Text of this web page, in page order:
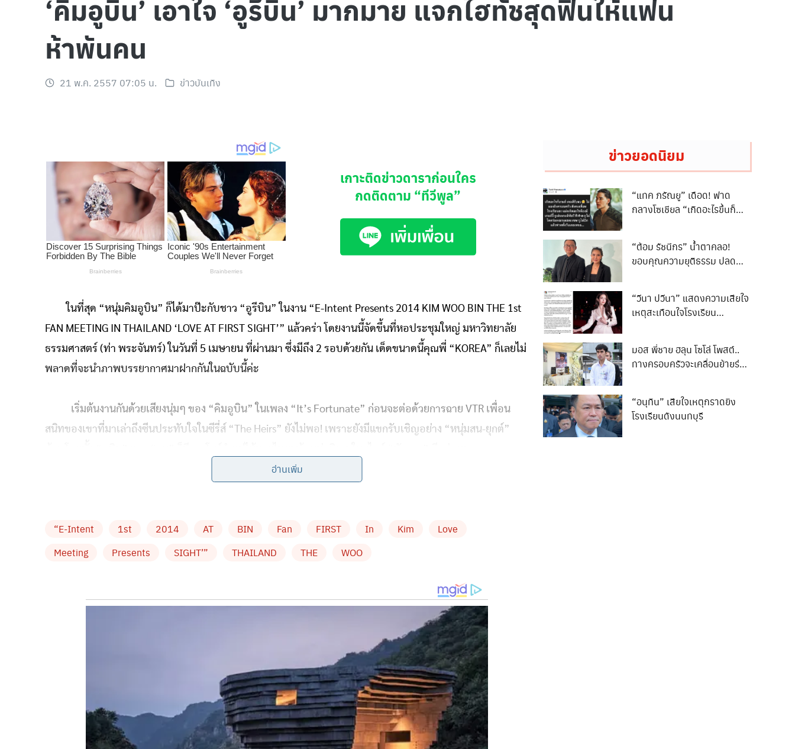
‘คิมอูบิน’ เอาใจ ‘อูรีบิน’ มากมาย แจกไฮทัชสุดฟินให้แฟน
ห้าพันคน
21 พ.ค. 2557 07:05 น. ข่าวบันเทิง
เกาะติดข่าวดาราก่อนใคร
กดติดตาม “ทีวีพูล”
ในที่สุด “หนุ่มคิมอูบิน” ก็ได้มาป๊ะกับชาว “อูรีบิน” ในงาน “E-Intent Presents 2014 KIM WOO BIN THE 1st
FAN MEETING IN THAILAND ‘LOVE AT FIRST SIGHT’” แล้วคร่า โดยงานนี้จัดขึ้นที่หอประชุมใหญ่ มหาวิทยาลัย
ธรรมศาสตร์ (ท่า พระจันทร์) ในวันที่ 5 เมษายน ที่ผ่านมา ซึ่งมีถึง 2 รอบด้วยกัน เด็ดขนาดนี้คุณพี่ “KOREA” ก็เลยไม่
พลาดที่จะนำภาพบรรยากาศมาฝากกันในฉบับนี้ค่ะ
เริ่มต้นงานกันด้วยเสียงนุ่มๆ ของ “คิมอูบิน” ในเพลง “It’s Fortunate” ก่อนจะต่อด้วยการฉาย VTR เพื่อน
สนิทของเขาที่มาเล่าถึงซีนประทับใจในซีรี่ส์ “The Heirs” ยังไม่พอ! เพราะยังมีแขกรับเชิญอย่าง “หนุ่มสน-ยุกต์”
ส่วนเกมที่ 2 กับ “Heart Attack” ก็ให้ลัคกี้แฟนจับลูกบอลสีแดงขึ้นมา ใครจับได้เบอร์ 1 จะได้เล่นบทบาท
เบอร์ 3 ได้ของขวัญพร้อมลายเซ็น และเบอร์ 4 ถ่ายรูปโพลารอยด์คู่กัน แต่แจ็กพ็อตอยู่ที่แฟนคลับคนสุดท้ายที่จับได้
ปิดท้ายด้วยการพาลัคกี้แฟนอีก 2 คนได้ฟินกันอีกด้วยการให้นั่งซ้อนท้ายจักรยาน แล้ว “อูบิน” ก็ปั่นไปรอบๆ
เวที ก่อนที่เขาจะทิ้งท้ายไปด้วยเพลง “The Flight” แถมด้วยการแจกไฮทัชให้แฟนคลับทั้ง 5,000 คน
กรี๊ดๆๆ งานนี้ถ้าใครไปแล้วไม่ฟิน คุณพี่ “KOREA” ก็ไม่รู้จะว่ายังไงแล้วล่ะคร่า
by TVPOOL ONLINE
อ่านเพิ่ม
“E-Intent 1st 2014 AT BIN Fan FIRST In Kim
Love
Meeting
Presents SIGHT’” THAILAND THE WOO
ข่าวยอดนิยม
“แทค ภรัณยู” เดือด! ฟาด
กลางโซเชียล “เกิดอะไรขึ้นก็
“ต้อม รัชนีกร” น้ำตาคลอ!
ขอบคุณความยุติธรรม ปลด
“วีนา ปวีนา” แสดงความเสียใจ
เหตุสะเทือนใจโรงเรียน
มอส พี่ชาย ฮลุน โซโล่ โพสต์..
ทางครอบครัวจะเคลื่อนย้ายร่าง
“อนุทิน” เสียใจเหตุกราดยิง
โรงเรียนดังนนทบุรี